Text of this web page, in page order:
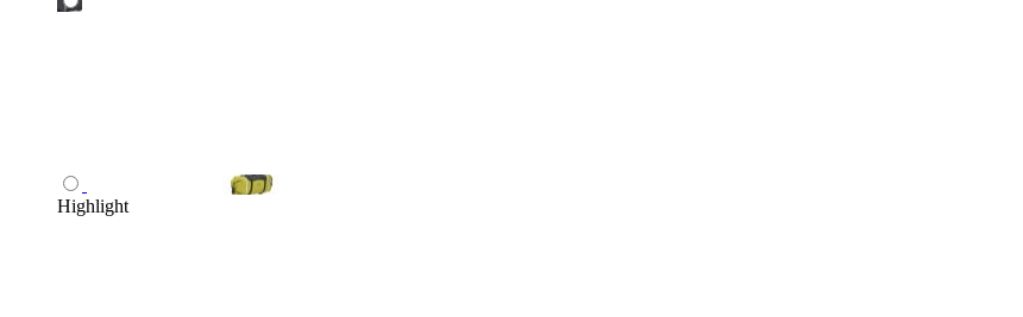
Highlight